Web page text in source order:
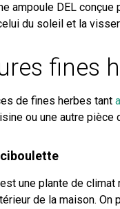
ampoule DEL
du soleil et la
fines
de fines herbes tant
ou une autre pièce
une plante de
de la maison.